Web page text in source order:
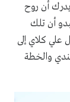
أن روح
أن تلك
29 بعدما يصل علي كلاي إلى
والخطة